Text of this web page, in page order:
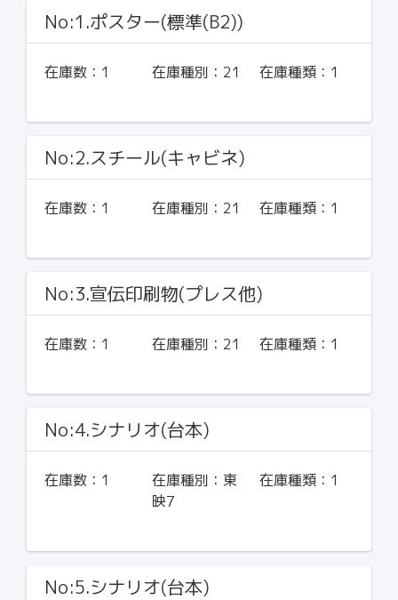
No:1.ポスター(標準(B2))
在庫数： 1 在庫種別： 21 在庫種類： 1
No:2.スチール(キャビネ)
在庫数： 1 在庫種別： 21 在庫種類： 1
No:3.宣伝印刷物(プレス他)
在庫数： 1 在庫種別： 21 在庫種類： 1
No:4.シナリオ(台本)
在庫数： 1 在庫種別： 東
映7
在庫種類： 1
No:5.シナリオ(台本)